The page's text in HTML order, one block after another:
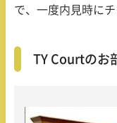
で、一度内見時に
TY Courtのお